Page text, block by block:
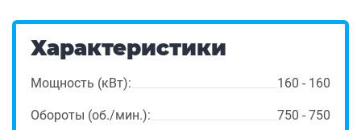
Характеристики
Мощность (кВт): 160 - 160
Обороты (об./мин.): 750 - 750